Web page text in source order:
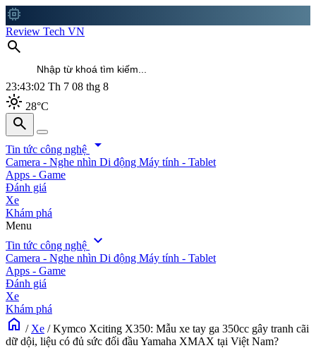
memory
Review Tech VN
search
23:43:03 Th 7 08 thg 8
light_mode 28°C
search
search
Tin tức công nghệ arrow_drop_down
Camera - Nghe nhìn Di động Máy tính - Tablet
Apps - Game
Đánh giá
Xe
Khám phá
Menu
Tin tức công nghệ expand_more
Camera - Nghe nhìn Di động Máy tính - Tablet
Apps - Game
Đánh giá
Xe
Khám phá
home / Xe / Kymco Xciting X350: Mẫu xe tay ga 350cc gây tranh cãi
dữ dội, liệu có đủ sức đối đầu Yamaha XMAX tại Việt Nam?